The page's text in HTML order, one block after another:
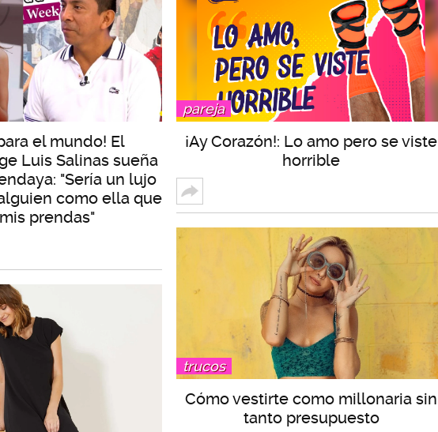
el mundo! El
Luis Salinas sueña
"Sería un lujo
como ella que
prendas"
pareja
¡Ay Corazón!: Lo amo pero se viste
horrible
trucos
Cómo vestirte como millonaria sin
tanto presupuesto